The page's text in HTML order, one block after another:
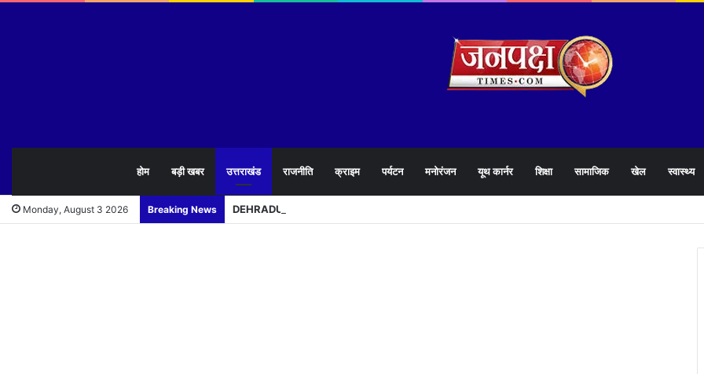
होम बड़ी खबर उत्तराखंड राजनीति क्राइम पर्यटन मनोरंजन यूथ कार्नर शिक्षा सामाजिक खेल स्वास्थ्य
Monday, August 3 2026 Breaking News DEHRADUN : बारिश ने खोली निर्माण कार्य की पोल ! 16 करोड़ का पुल,16 दिन भी नही टिका